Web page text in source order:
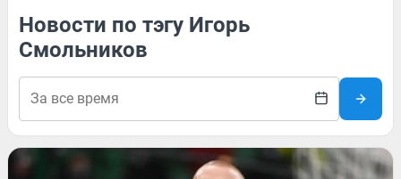
Новости по тэгу Игорь
Смольников